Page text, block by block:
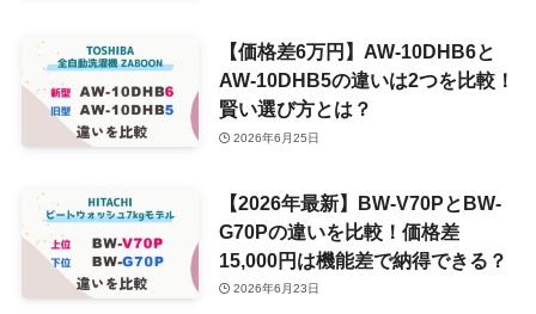
【価格差6万円】AW-10DHB6と
AW-10DHB5の違いは2つを比較！
賢い選び方とは？
2026年6月25日
【2026年最新】BW-V70PとBW-
G70Pの違いを比較！価格差
15,000円は機能差で納得できる？
2026年6月23日